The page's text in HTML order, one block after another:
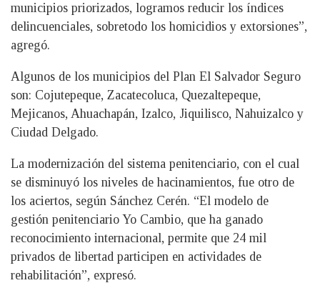
municipios priorizados, logramos reducir los índices
delincuenciales, sobretodo los homicidios y extorsiones”,
agregó.
Algunos de los municipios del Plan El Salvador Seguro
son: Cojutepeque, Zacatecoluca, Quezaltepeque,
Mejicanos, Ahuachapán, Izalco, Jiquilisco, Nahuizalco y
Ciudad Delgado.
La modernización del sistema penitenciario, con el cual
se disminuyó los niveles de hacinamientos, fue otro de
los aciertos, según Sánchez Cerén. “El modelo de
gestión penitenciario Yo Cambio, que ha ganado
reconocimiento internacional, permite que 24 mil
privados de libertad participen en actividades de
rehabilitación”, expresó.